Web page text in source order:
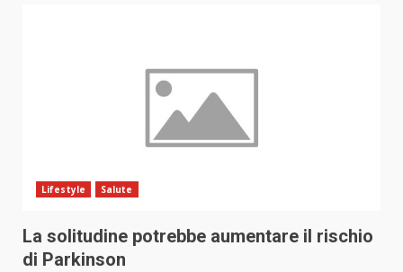
Lifestyle Salute
La solitudine potrebbe aumentare il rischio
di Parkinson